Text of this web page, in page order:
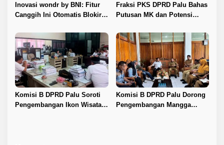
Inovasi wondr by BNI: Fitur
Canggih Ini Otomatis Blokir
Telepon
Fraksi PKS DPRD Palu Bahas
Putusan MK dan Potensi
dengan KPU
Komisi B DPRD Palu Soroti
Pengembangan Ikon Wisata
Komisi B DPRD Palu Dorong
Pengembangan Mangga